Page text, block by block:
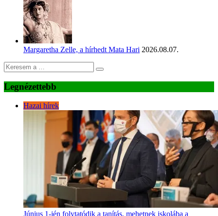
Margaretha Zelle, a hírhedt Mata Hari 2026.08.07.
Legnézettebb
Hazai hírek
Június 1-jén folytatódik a tanítás, mehetnek iskolába a